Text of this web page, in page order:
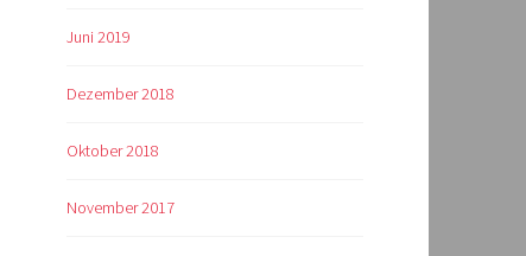
Juni 2019
Dezember 2018
Oktober 2018
November 2017